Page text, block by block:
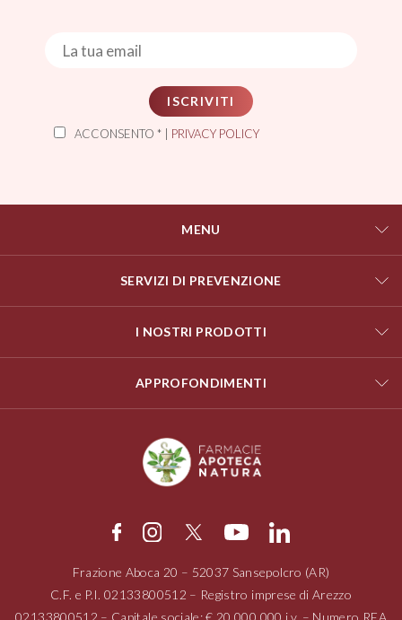
ISCRIVITI
ACCONSENTO * | PRIVACY POLICY
MENU
SERVIZI DI PREVENZIONE
I NOSTRI PRODOTTI
APPROFONDIMENTI
Frazione Aboca 20 – 52037 Sansepolcro (AR)
C.F. e P.I.02133800512 – Registro imprese di Arezzo
02133800512 – Capitale sociale: € 20.000.000 i.v. – Numero REA